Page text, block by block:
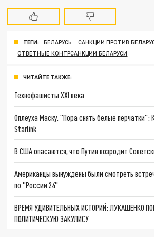
ТЕГИ: БЕЛАРУСЬ
САНКЦИИ ПРОТИВ
ОТВЕТНЫЕ КОНТРСАНКЦИИ БЕЛАРУСИ
ЧИТАЙТЕ ТАКЖЕ:
Технофашисты XXI века
Оплеуха Маску. "Пора снять белые перчатки":
Starlink
В США опасаются, что Путин возродит
Американцы вынуждены были смотреть
по "России 24"
ВРЕМЯ УДИВИТЕЛЬНЫХ ИСТОРИЙ: ЛУКАШЕНКО
ПОЛИТИЧЕСКУЮ ЗАКУЛИСУ